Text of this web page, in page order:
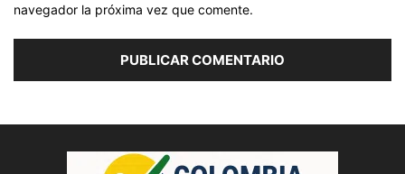
navegador la próxima vez que comente.